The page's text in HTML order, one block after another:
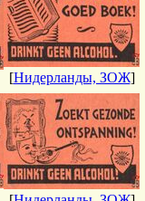
[Нидерланды, ЗОЖ]